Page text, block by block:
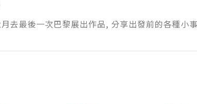
去最後一次巴黎展出作品, 分享出發前的各種小